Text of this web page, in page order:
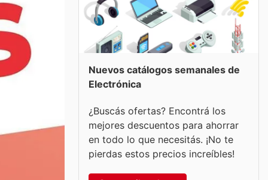
Nuevos catálogos semanales de
Electrónica
¿Buscás ofertas? Encontrá los
mejores descuentos para ahorrar
en todo lo que necesitás. ¡No te
pierdas estos precios increíbles!